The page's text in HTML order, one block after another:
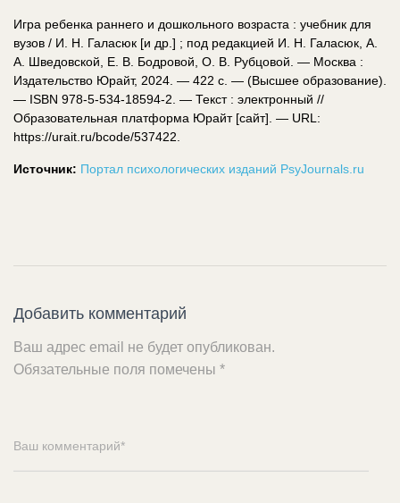
Игра ребенка раннего и дошкольного возраста : учебник для
вузов / И. Н. Галасюк [и др.] ; под редакцией И. Н. Галасюк, А.
А. Шведовской, Е. В. Бодровой, О. В. Рубцовой. — Москва :
Издательство Юрайт, 2024. — 422 с. — (Высшее образование).
— ISBN 978-5-534-18594-2. — Текст : электронный //
Образовательная платформа Юрайт [сайт]. — URL:
https://urait.ru/bcode/537422.
Источник: Портал психологических изданий PsyJournals.ru
Добавить комментарий
Ваш адрес email не будет опубликован.
Обязательные поля помечены *